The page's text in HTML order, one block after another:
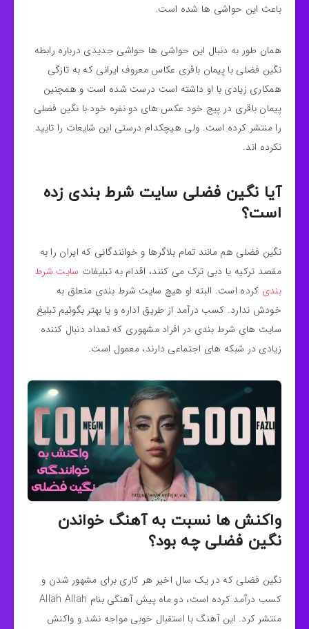
باعث این حواشی ها شده است.
همان طور به دنبال این حواشی ها حواشی جدیدی درباره رابطه
نگین فضلی با پیمان باقری عکاس معروف ایرانی که به تازگی
همکاری زیادی با او داشته است درست شده است و همچنین
پیمان باقری در پیج خود عکس های دو نفره خود با نگین فضلی
را منتشر کرده است. ولی هیچکدام درستی این شایعات را تایید
نکرده اند.
آیا نگین فضلی سایت شرط بندی زده
است؟
نگین فضلی هم مانند تمام بلاگرها و خوانندگانی که ایران را به
مقصد ترکیه یا دبی ترک می کنند، اقدام به تبلیغات سایت شرط
بندی کرده است. البته او هیچ سایت شرط بندی متعلق به
خودش ندارد. کسب درآمد از طریق اداره و یا بهتر بگوئیم تبلیغ
سایت های شرط بندی در افراد مشهوری که تعداد دنبال کننده
زیادی در شبکه های اجتماعی دارند، معمول است.
واکنش ها نسبت به آهنگ خواندن
نگین فضلی چه بود؟
نگین فضلی که در یک سال اخیر هر کاری برای مشهور شدن و
کسب درآمد کرده است، دو ماه پیش آهنگی بنام Allah Allah
منتشر کرد. این آهنگ با استقبال خوبی مواجه نشد و واکنش